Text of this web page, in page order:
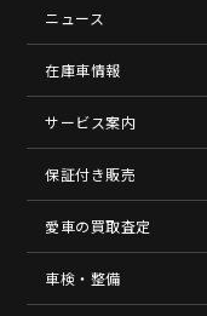
ニュース
在庫車情報
サービス案内
保証付き販売
愛車の買取査定
車検・整備